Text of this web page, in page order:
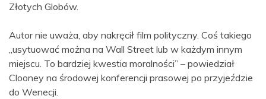
Złotych Globów.
Autor nie uważa, aby nakręcił film polityczny. Coś takiego
„usytuować można na Wall Street lub w każdym innym
miejscu. To bardziej kwestia moralności” – powiedział
Clooney na środowej konferencji prasowej po przyjeździe
do Wenecji.